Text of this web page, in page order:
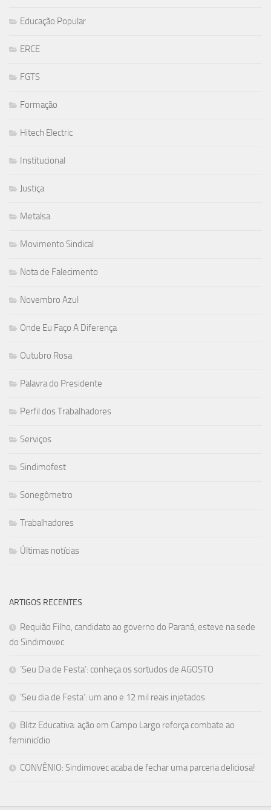
Educação Popular
ERCE
FGTS
Formação
Hitech Electric
Institucional
Justiça
Metalsa
Movimento Sindical
Nota de Falecimento
Novembro Azul
Onde Eu Faço A Diferença
Outubro Rosa
Palavra do Presidente
Perfil dos Trabalhadores
Serviços
Sindimofest
Sonegômetro
Trabalhadores
Últimas notícias
ARTIGOS RECENTES
Requião Filho, candidato ao governo do Paraná, esteve na sede
do Sindimovec
‘Seu Dia de Festa’: conheça os sortudos de AGOSTO
‘Seu dia de Festa’: um ano e 12 mil reais injetados
Blitz Educativa: ação em Campo Largo reforça combate ao
feminicídio
CONVÊNIO: Sindimovec acaba de fechar uma parceria deliciosa!